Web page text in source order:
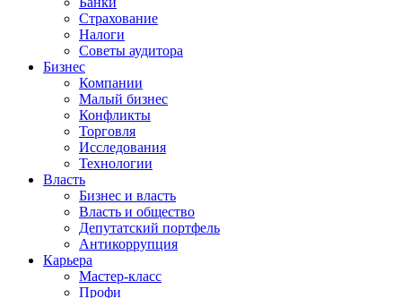
Страхование
Налоги
Советы аудитора
Бизнес
Компании
Малый бизнес
Конфликты
Торговля
Исследования
Технологии
Власть
Бизнес и власть
Власть и общество
Депутатский портфель
Антикоррупция
Карьера
Мастер-класс
Профи